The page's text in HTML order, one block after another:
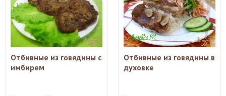
Отбивные из говядины с
имбирем
Отбивные из говядины в
духовке